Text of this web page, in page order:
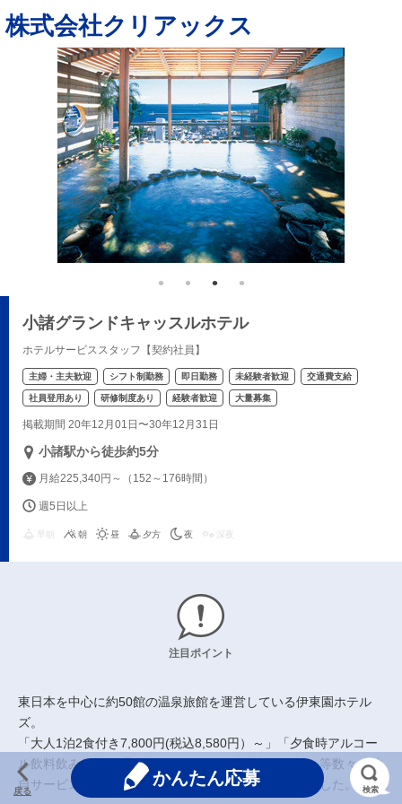
株式会社クリアックス
小諸グランドキャッスルホテル
ホテルサービススタッフ【契約社員】
主婦・主夫歓迎 シフト制勤務 即日勤務 未経験者歓迎 交通費支給
社員登用あり 研修制度あり 経験者歓迎 大量募集
掲載期間 20年12月01日〜30年12月31日
小諸駅から徒歩約5分
月給225,340円～（152～176時間）
週5日以上
朝 昼 夕方 夜 深夜
注目ポイント
東日本を中心に約50館の温泉旅館を運営している伊東園ホテル
ズ。
「大人1泊2食付き7,800円(税込8,580円）～」「夕食時アルコー
ル飲料飲み放題」「館内のカラオケや麻雀等が無料」等数々の独
自サービスで観光ホテル業界の常識を塗り替えてきました。
戻る
かんたん応募
検索